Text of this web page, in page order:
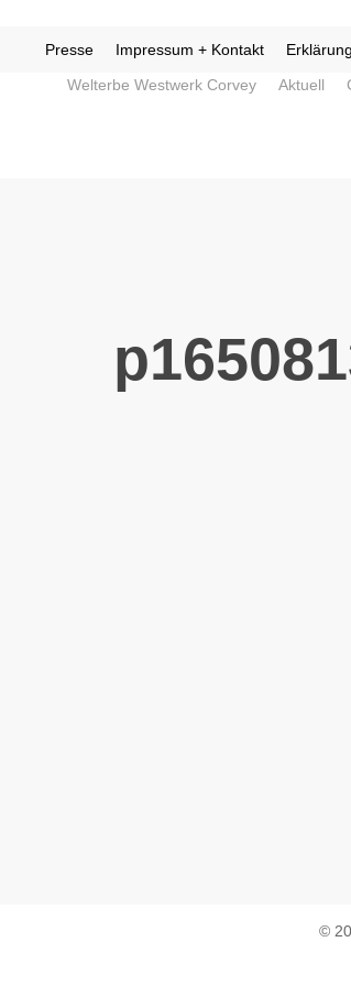
Presse Impressum + Kontakt
Welterbe Westwerk Corvey
Aktuell
©